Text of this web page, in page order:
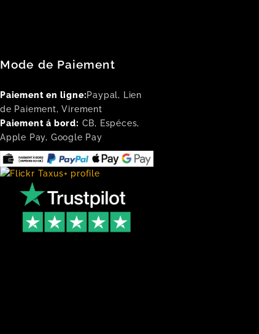
Mode de Paiement
Paiement en ligne:Paypal, Lien
de Paiement, Virement
Paiement á bord: CB, Espéces,
Apple Pay, Google Pay
Flickr